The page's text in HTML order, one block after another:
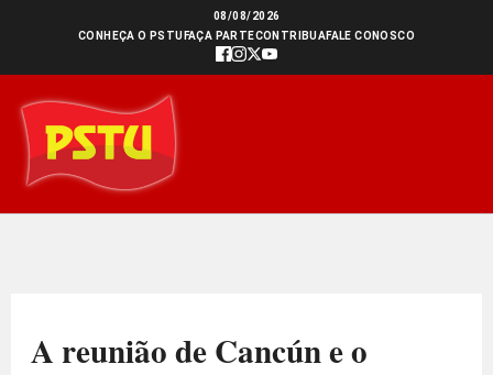
conteúdo
08/08/2026
CONHEÇA O PSTU FAÇA PARTECONTRIBUAFALE CONOSCO
A reunião de Cancún e o